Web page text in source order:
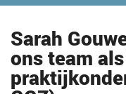
Home
Zelf regelen
Sarah
ons team